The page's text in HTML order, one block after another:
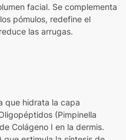
facial. Se complementa
pómulos, redefine el
las arrugas.
que hidrata la capa
(Pimpinella
Colágeno I en la dermis.